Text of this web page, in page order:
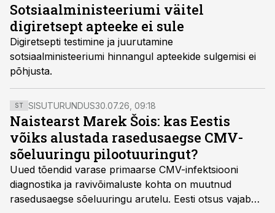
Sotsiaalministeeriumi väitel
digiretsept apteeke ei sule
Digiretsepti testimine ja juurutamine
sotsiaalministeeriumi hinnangul apteekide sulgemisi ei
põhjusta.
ST SISUTURUNDUS30.07.26, 09:18
Naistearst Marek Šois: kas Eestis
võiks alustada rasedusaegse CMV-
sõeluuringu pilootuuringut?
Uued tõendid varase primaarse CMV-infektsiooni
diagnostika ja ravivõimaluste kohta on muutnud
rasedusaegse sõeluuringu arutelu. Eesti otsus vajab